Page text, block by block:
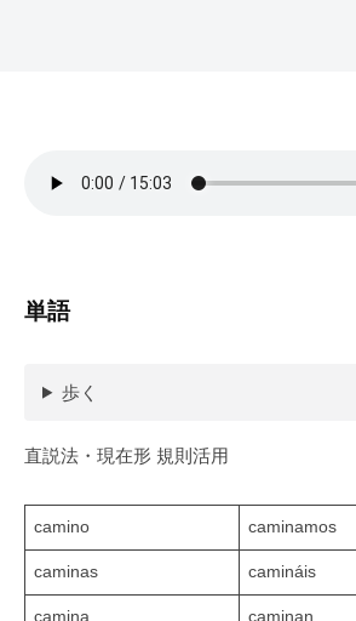
単語
歩く
直説法・現在形 規則活用
camino caminamos
caminas camináis
camina caminan